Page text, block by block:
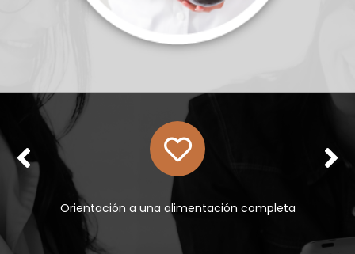
Balance de nutrientes